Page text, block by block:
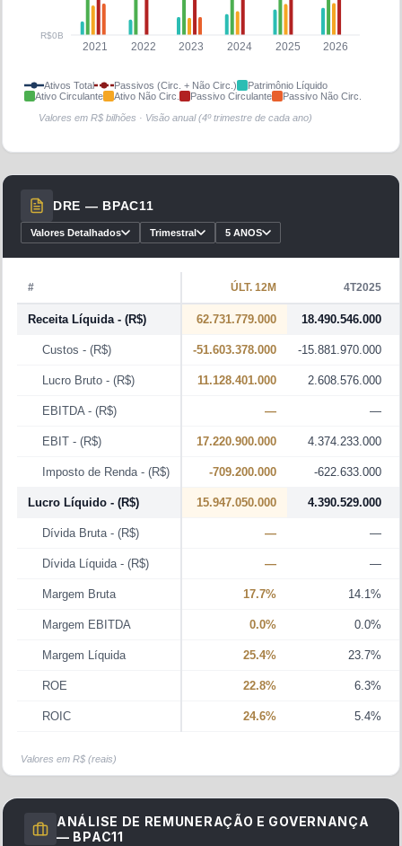
2021 2022 2023 2024 2025 2026
R$0B
Ativos Total Passivos (Circ. + Não Circ.)
Patrimônio Líquido
Ativo Circulante
Ativo Não Circ. Passivo Circulante
Passivo Não Circ.
Valores em R$ bilhões · Visão anual (4º trimestre de cada ano)
DRE — BPAC11
Valores Detalhados Trimestral 5 ANOS
# ÚLT. 12M 4T2025
Receita Líquida- (R$) 62.731.779.000 18.490.546.000
Custos - (R$) -51.603.378.000 -15.881.970.000
Lucro Bruto - (R$) 11.128.401.000 2.608.576.000
EBITDA- (R$) — —
EBIT - (R$) 17.220.900.000 4.374.233.000
Imposto de Renda- (R$) -709.200.000 -622.633.000
Lucro Líquido - (R$) 15.947.050.000 4.390.529.000
Dívida Bruta- (R$) — —
Dívida Líquida- (R$) — —
Margem Bruta 17.7% 14.1%
Margem EBITDA 0.0% 0.0%
Margem Líquida 25.4% 23.7%
ROE 22.8% 6.3%
ROIC 24.6% 5.4%
Valores em R$ (reais)
ANÁLISE DE REMUNERAÇÃO E GOVERNANÇA
— BPAC11